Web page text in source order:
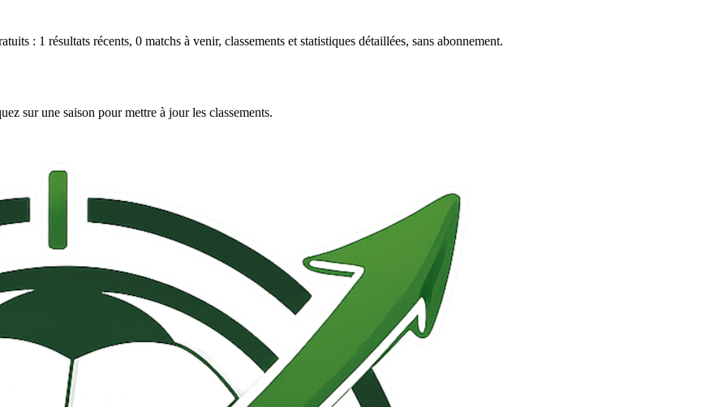
: 1 résultats récents, 0 matchs à venir, classements et statistiques détaillées, sans abonnement.
sur une saison pour mettre à jour les classements.